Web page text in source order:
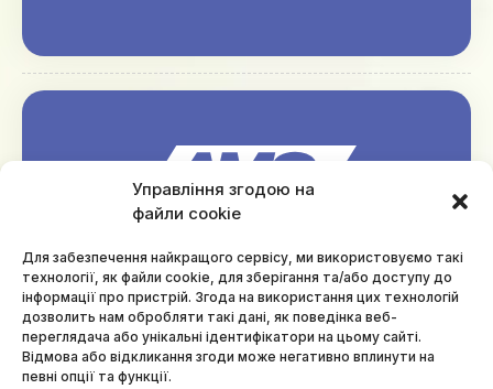
Управління згодою на
файли cookie
Для забезпечення найкращого сервісу, ми використовуємо такі
технології, як файли cookie, для зберігання та/або доступу до
інформації про пристрій. Згода на використання цих технологій
дозволить нам обробляти такі дані, як поведінка веб-
переглядача або унікальні ідентифікатори на цьому сайті.
Відмова або відкликання згоди може негативно вплинути на
певні опції та функції.